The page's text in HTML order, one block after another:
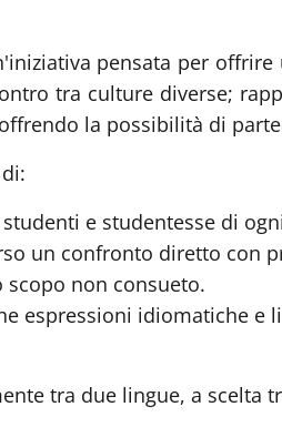
pensata per
tra culture diverse;
la possibilità di
e studentesse di
un confronto diretto con
scopo non consueto.
espressioni idiomatiche e
tra due lingue, a scelta